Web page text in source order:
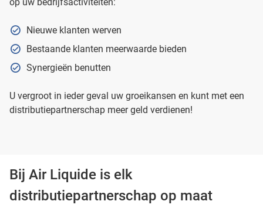
Nieuwe klanten werven
Bestaande klanten meerwaarde bieden
Synergieën benutten
U vergroot in ieder geval uw groeikansen en kunt met een
distributiepartnerschap meer geld verdienen!
Bij Air Liquide is elk
distributiepartnerschap op maat